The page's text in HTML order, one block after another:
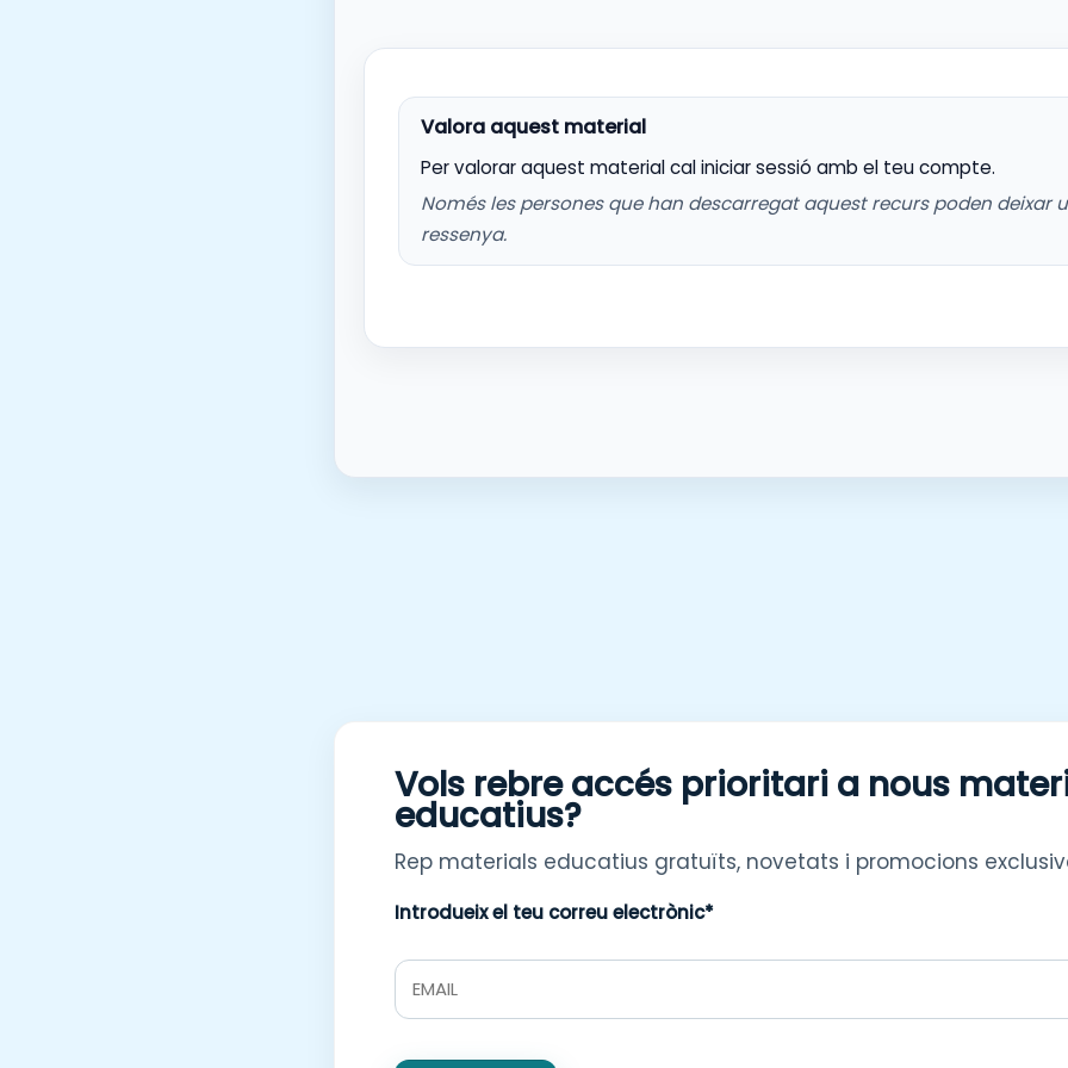
Per valorar aquest material cal iniciar sessió amb el teu compte.
Només les persones que han descarregat aquest recurs poden deixar
ressenya.
Vols rebre accés prioritari a nous
educatius?
Rep materials educatius gratuïts, novetats i promocions
Introdueix el teu correu electrònic*